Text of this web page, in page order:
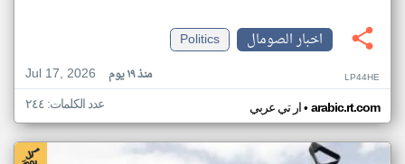
اخبار الصومال
Politics
Jul 17, 2026
منذ ١٩ يوم LP44HE
ار تي عربي• arabic.rt.com عدد الكلمات: ٢٤٤